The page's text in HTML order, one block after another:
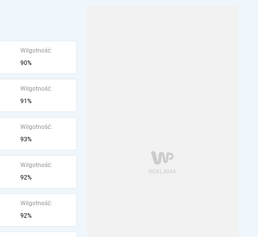
Wilgotność:
90%
Wilgotność:
91%
Wilgotność:
93%
Wilgotność:
92%
Wilgotność:
92%